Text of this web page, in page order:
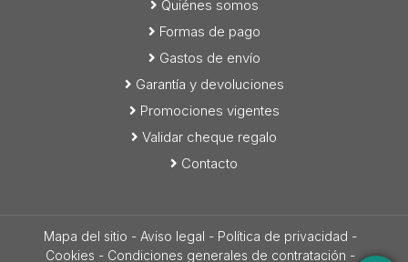
Quiénes somos
Formas de pago
Gastos de envío
Garantía y devoluciones
Promociones vigentes
Validar cheque regalo
Contacto
Mapa del sitio - Aviso legal - Política de privacidad -
Cookies - Condiciones generales de contratación -